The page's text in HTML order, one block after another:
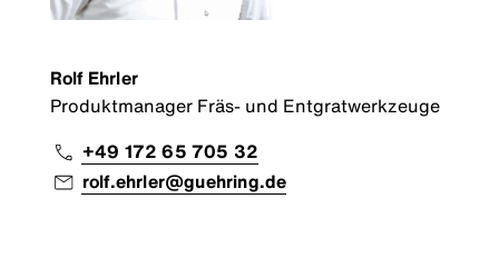
Rolf Ehrler
Produktmanager Fräs- und Entgratwerkzeuge
+49 172 65 705 32
rolf.ehrler@guehring.de